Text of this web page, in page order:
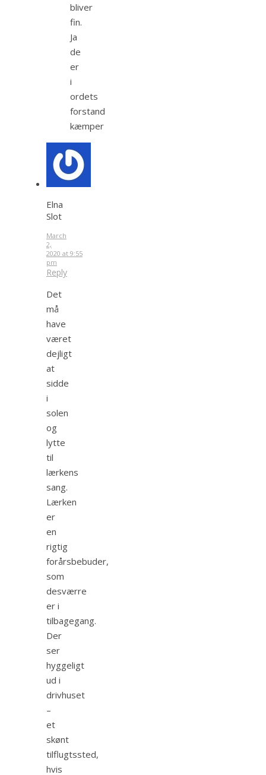
bliver
fin.
Ja
de
er
i
ordets
forstand
kæmper
Elna
Slot
March
2,
2020 at 9:55
pm
Reply
Det
må
have
været
dejligt
at
sidde
i
solen
og
lytte
til
lærkens
sang.
Lærken
er
en
rigtig
forårsbebuder,
som
desværre
er i
tilbagegang.
Der
ser
hyggeligt
ud i
drivhuset
–
et
skønt
tilflugtssted,
hvis